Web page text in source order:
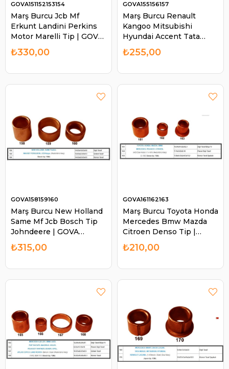
Marş Burcu Jcb Mf
Erkunt Landini Perkins
Motor Marelli Tip | GOVA
151152153154
GOVA151152153154
₺330,00
Marş Burcu Renault
Kangoo Mitsubishi
Hyundai Accent Tata
Dacia Japon Tip | GOVA
155156157
GOVA155156157
₺255,00
Marş Burcu New Holland
Same Mf Jcb Bosch Tip
Johndeere | GOVA
158159160
GOVA158159160
₺315,00
Marş Burcu Toyota Honda
Mercedes Bmw Mazda
Citroen Denso Tip |
GOVA 161162163
GOVA161162163
₺210,00